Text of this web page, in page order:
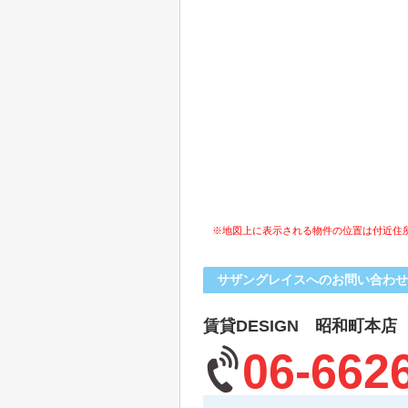
※地図上に表示される物件の位置は付近住
サザングレイスへのお問い合わせ
賃貸DESIGN 昭和町本店
06-